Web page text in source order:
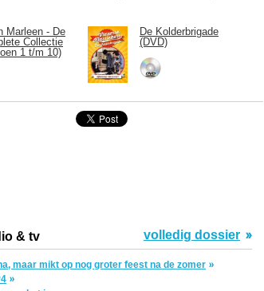
Marleen - De
Collectie
1 t/m 10)
De Kolderbrigade
(DVD)
& tv volledig dossier
maar mikt op nog groter feest na de zomer